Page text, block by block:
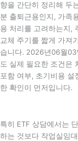
향을 간단히 정리해 두
분 출퇴근용인지, 가족
용 처리를 고려하는지,
교체 주기를 짧게 가져
습니다. 2026년06월
도 실제 필요한 조건은
포함 여부, 초기비용
한 확인이 먼저입니다.
특히 ETF 상담에서는
하는 것보다 작업실임